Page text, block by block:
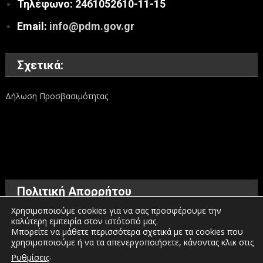
Τηλέφωνο: 2461052610-11-15
Email: info@pdm.gov.gr
Σχετικά:
Δήλωση Προσβασιμότητας
Πολιτική Απορρήτου
Όροι χρήσης
Πολιτική προστασίας προσωπικών δεδομένων
Χρησιμοποιούμε cookies για να σας προσφέρουμε την
καλύτερη εμπειρία στον ιστότοπό μας.
Μπορείτε να μάθετε περισσότερα σχετικά με τα cookies που
χρησιμοποιούμε ή να τα απενεργοποιήσετε, κάνοντας κλικ στις
Ρυθμίσεις.